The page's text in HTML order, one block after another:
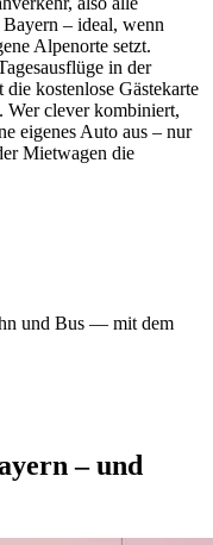
– ideal, wenn
Alpenorte setzt.
in der
kostenlose Gästekarte
Wer clever kombiniert,
eigenes Auto aus – nur
Mietwagen die
und Bus — mit dem
– und